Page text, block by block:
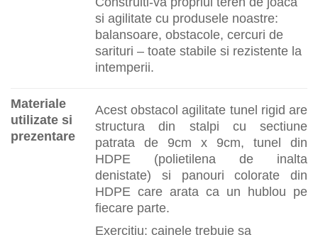
si agilitate cu produsele noastre:
balansoare, obstacole, cercuri de
sarituri – toate stabile si rezistente la
intemperii.
Materiale
utilizate si
prezentare
Acest obstacol agilitate tunel rigid are
structura din stalpi cu sectiune
patrata de 9cm x 9cm, tunel din
HDPE (polietilena de inalta
denistate) si panouri colorate din
HDPE care arata ca un hublou pe
fiecare parte.
Exercitiu: cainele trebuie sa